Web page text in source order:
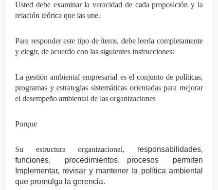
Usted debe examinar la veracidad de cada proposición y la
relación teórica que las une.
Para responder este tipo de ítems, debe leerla completamente
y elegir, de acuerdo con las siguientes instrucciones:
La gestión ambiental empresarial es el conjunto de políticas,
programas y estrategias sistemáticas orientadas para mejorar
el desempeño ambiental de las organizaciones
Porque
Su estructura organizacional, responsabilidades,
funciones,
procedimientos, procesos
permiten
Implementar, revisar y mantener la política ambiental
que promulga la gerencia.